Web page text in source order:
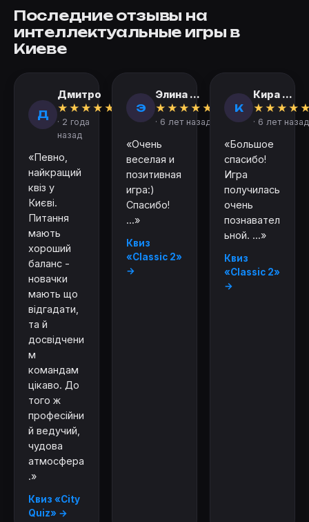
Последние отзывы на
интеллектуальные игры в
Киеве
Д
Дмитро
★ ★ ★ ★ ★
· 2 года
назад
«Певно,
найкращий
квіз у
Києві.
Питання
мають
хороший
баланс -
новачки
мають що
відгадати,
та й
досвідчени
м
командам
цікаво. До
того ж
професійни
й ведучий,
чудова
атмосфера
.»
Квиз «City
Quiz» →
Э
Элина ...
★ ★ ★ ★ ★
· 6 лет назад
«Очень
веселая и
позитивная
игра:)
Спасибо!
...»
Квиз
«Classic 2»
→
К
Кира ...
★ ★ ★ ★
· 6 лет назад
«Большое
спасибо!
Игра
получилась
очень
познавател
ьной. ...»
Квиз
«Classic 2»
→